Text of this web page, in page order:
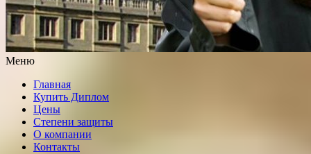
Меню
Главная
Купить Диплом
Цены
Степени защиты
О компании
Контакты